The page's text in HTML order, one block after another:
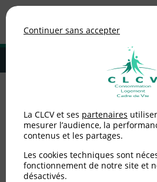
MENU
Adhérer à la
Poisson :
consommer
Continuer sans accepter
La CLCV et ses partenaires
mesurer l’audience, la
contenus et les partages.
Les cookies techniques sont
fonctionnement de notre site et
désactivés.